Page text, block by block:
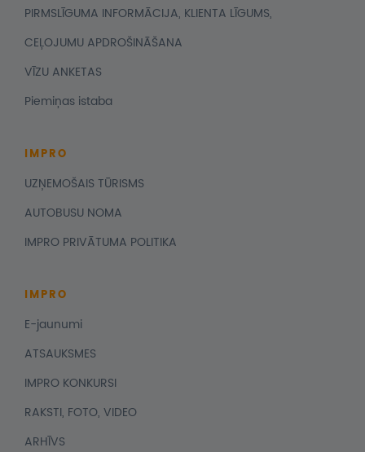
PIRMSLĪGUMA INFORMĀCIJA, KLIENTA LĪGUMS,
CEĻOJUMU APDROŠINĀŠANA
VĪZU ANKETAS
Piemiņas istaba
IMPRO
UZŅEMOŠAIS TŪRISMS
AUTOBUSU NOMA
IMPRO PRIVĀTUMA POLITIKA
IMPRO
E-jaunumi
ATSAUKSMES
IMPRO KONKURSI
RAKSTI, FOTO, VIDEO
ARHĪVS